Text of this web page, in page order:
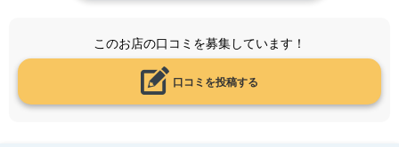
このお店の口コミを募集しています！
口コミを投稿する